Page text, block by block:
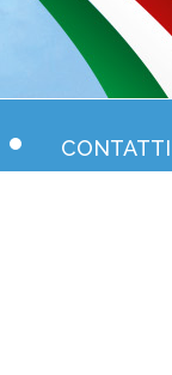
CONTATTI